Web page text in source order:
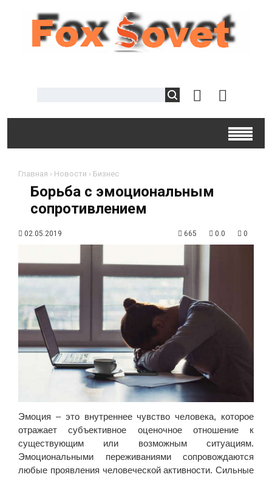
Главная › Новости › Бизнес
Борьба с эмоциональным
сопротивлением
02.05.2019 665 0.0 0
Эмоция – это внутреннее чувство человека, которое
отражает субъективное оценочное отношение к
существующим или возможным ситуациям.
Эмоциональными переживаниями сопровождаются
любые проявления человеческой активности. Сильные